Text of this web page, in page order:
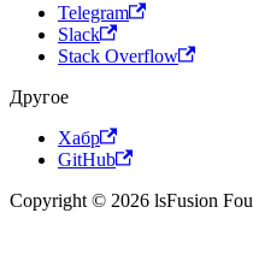
Telegram
Slack
Stack Overflow
Другое
Хабр
GitHub
Copyright © 2026 lsFusion